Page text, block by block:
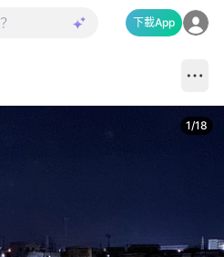
下載App
1/18